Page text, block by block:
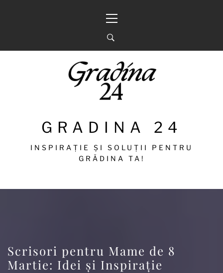
principal
GRADINA 24
INSPIRAȚIE ȘI SOLUȚII PENTRU
GRĂDINA TA!
Scrisori pentru Mame de 8
Martie: Idei și Inspirație